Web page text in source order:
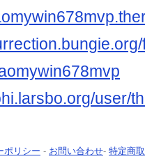
user/
ポリシー - お問い合わせ- 特定商